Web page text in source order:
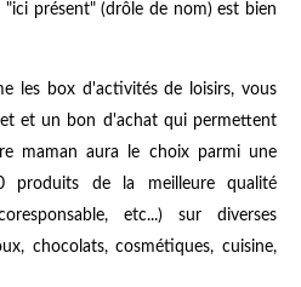
"ici présent" (drôle de nom) est bien
les box d'activités de loisirs, vous
et un bon d'achat qui permettent
maman aura le choix parmi une
produits de la meilleure qualité
etc...) sur diverses
chocolats, cosmétiques, cuisine,